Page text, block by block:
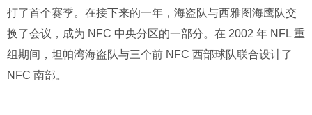
打了首个赛季。在接下来的一年，海盗队与西雅图海鹰队交
换了会议，成为 NFC 中央分区的一部分。在 2002 年 NFL 重
组期间，坦帕湾海盗队与三个前 NFC 西部球队联合设计了
NFC 南部。